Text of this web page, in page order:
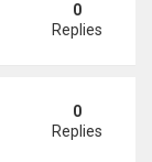
trời"
0
Replies
sắc khi 0
Replies